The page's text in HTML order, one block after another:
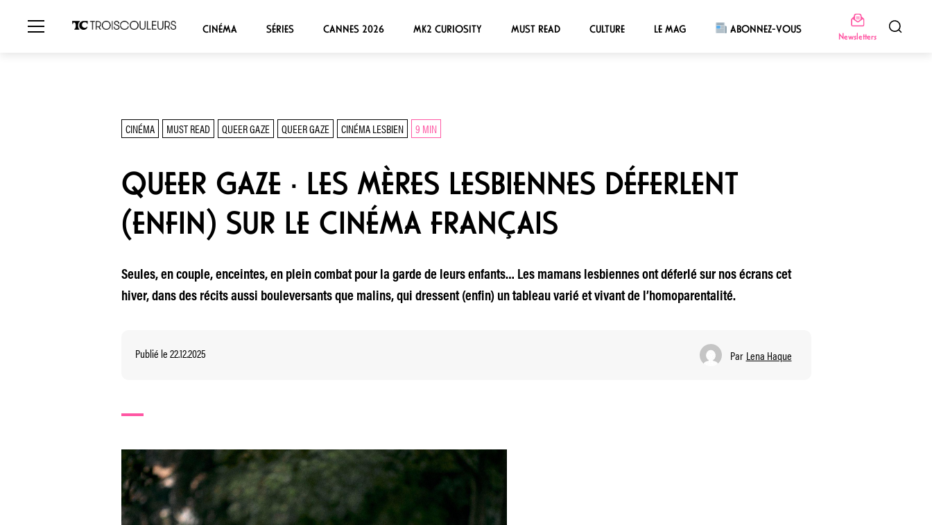
CINÉMA SÉRIES CANNES 2026 MK2 CURIOSITY MUST READ CULTURE LE MAG ABONNEZ-VOUS
Newsletters
CINÉMA MUST READ QUEER GAZE QUEER GAZE CINÉMA LESBIEN 9 MIN
QUEER GAZE · LES MÈRES LESBIENNES DÉFERLENT
(ENFIN) SUR LE CINÉMA FRANÇAIS
Seules, en couple, enceintes, en plein combat pour la garde de leurs enfants… Les mamans lesbiennes ont déferlé sur nos écrans cet
hiver, dans des récits aussi bouleversants que malins, qui dressent (enfin) un tableau varié et vivant de l’homoparentalité.
Publié le 22.12.2025 Par Lena Haque